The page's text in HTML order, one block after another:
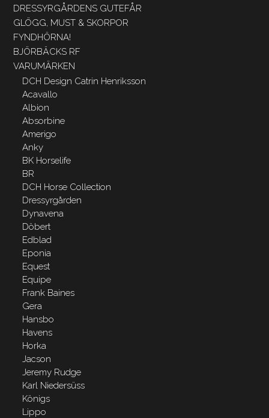
DRESSYRGÅRDENS GUTEFÅR
GLÖGG, MUST & SKORPOR
FYNDHÖRNA!
BJÖRBÄCKS RF
VARUMÄRKEN
DCH Design Catrin Henriksson
Acavallo
Albion
Absorbine
Amerigo
Anky
BK Horselife
BR
DCH Horse Collection
Dressyrgården
Dynavena
Döbert
Edblad
Eponia
Equest
Equipe
Frank Baines
Gera
Hansbo
Havens
Horka
Jacson
Jeremy Rudge
Karl Niedersüss
Königs
Lippo